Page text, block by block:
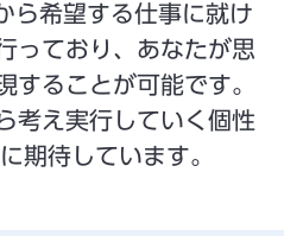
ら希望する仕事に就け
っており、あなたが思
することが可能です。
考え実行していく個性
待しています。